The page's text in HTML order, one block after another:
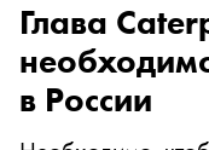
Глава
в России